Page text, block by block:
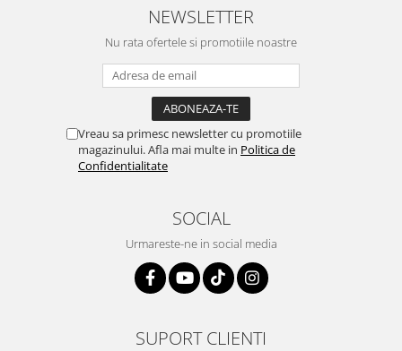
NEWSLETTER
Nu rata ofertele si promotiile noastre
Vreau sa primesc newsletter cu promotiile
magazinului. Afla mai multe in Politica de
Confidentialitate
SOCIAL
Urmareste-ne in social media
SUPORT CLIENTI